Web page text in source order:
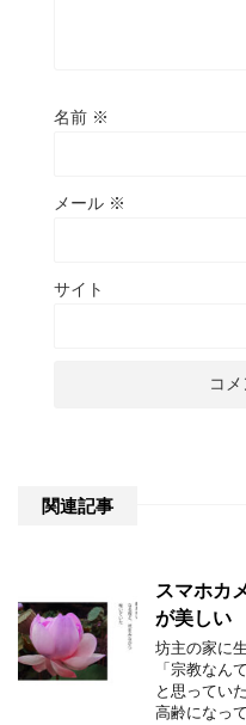
名前 ※
メール ※
サイト
関連記事
スマホカ
が美しい
坊主の家に
「宗教なんて
と思っていた
高齢になっ